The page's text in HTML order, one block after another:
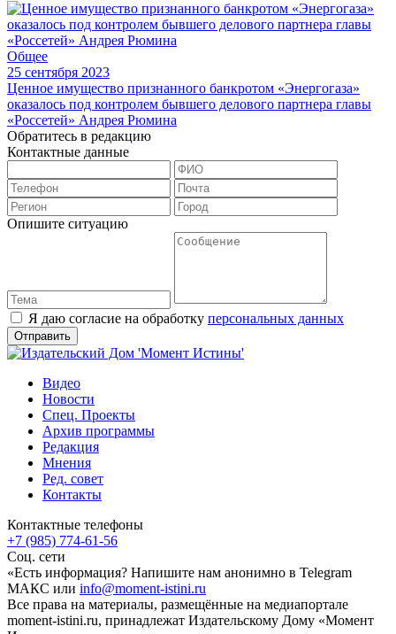
Общее
25 сентября 2023
Ценное имущество признанного банкротом «Энергогаза»
оказалось под контролем бывшего делового партнера главы
«Россетей» Андрея Рюмина
Обратитесь в редакцию
Контактные данные
Опишите ситуацию
Я даю согласие на обработку персональных данных
Видео
Новости
Спец. Проекты
Архив программы
Редакция
Мнения
Ред. совет
Контакты
Контактные телефоны
+7 (985) 774-61-56
Соц. сети
«Есть информация? Напишите нам анонимно в Telegram
МАКС или info@moment-istini.ru
Все права на материалы, размещённые на медиапортале
moment-istini.ru, принадлежат Издательскому Дому «Момент